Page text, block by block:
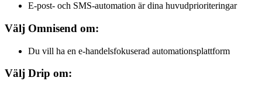
E-post- och SMS-automation är dina huvudprioriteringar
Välj Omnisend om:
Du vill ha en e-handelsfokuserad automationsplattform
Välj Drip om: